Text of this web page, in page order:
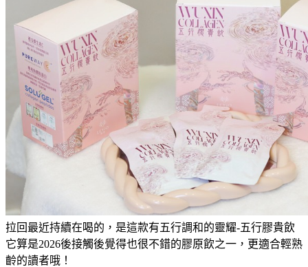
拉回最近持續在喝的，是這款有五行調和的靈耀-五行膠貴飲
它算是2026後接觸後覺得也很不錯的膠原飲之一，更適合輕熟
齡的讀者哦！